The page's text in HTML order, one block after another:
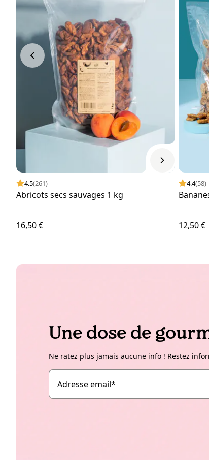
4.5(261)
Abricots secs sauvages 1 kg
16,50 €
4.4(58)
12,50 €
Une dose de
Ne ratez plus jamais aucune info ! Restez
Adresse email*